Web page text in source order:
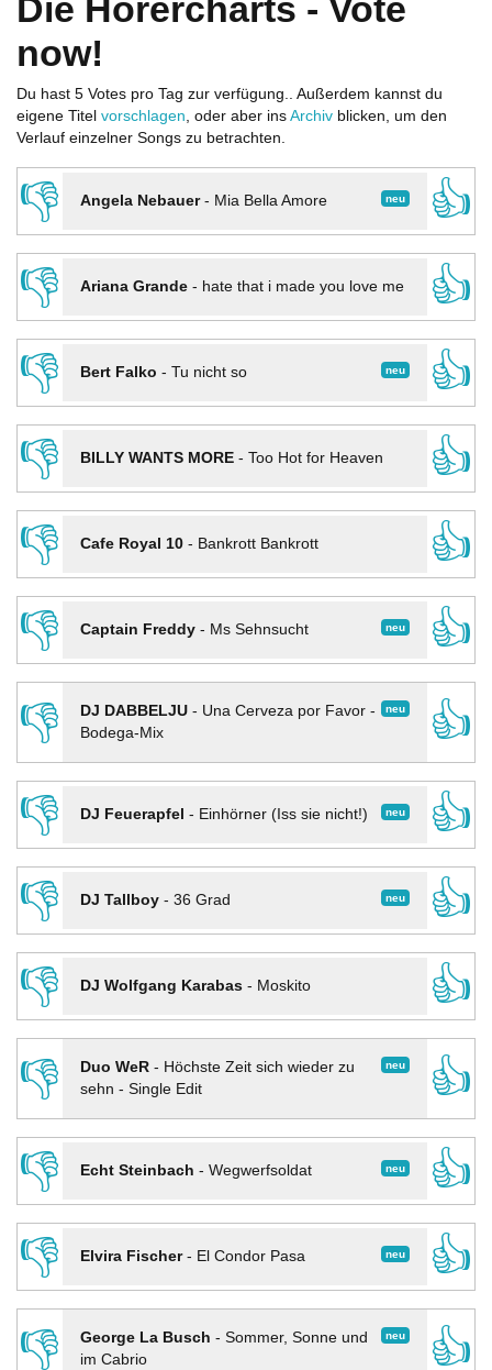
Die Hörercharts - Vote
now!
Du hast 5 Votes pro Tag zur verfügung.. Außerdem kannst du
eigene Titel vorschlagen, oder aber ins Archiv blicken, um den
Verlauf einzelner Songs zu betrachten.
👎 neu
Angela Nebauer- Mia Bella Amore
👍
👎
Ariana Grande- hate that i made you love me
👍
👎
neu
Bert Falko - Tu nicht so
👍
👎
BILLY WANTS MORE- Too Hot for Heaven
👍
👎
Cafe Royal 10- Bankrott Bankrott
👍
👎
neu
Captain Freddy- Ms Sehnsucht
👍
👎
neu
DJ DABBELJU- Una Cerveza por Favor -
Bodega-Mix
👍
👎
neu
DJ Feuerapfel - Einhörner (Iss sie nicht!)
👍
👎
neu
DJ Tallboy- 36 Grad
👍
👎
DJ Wolfgang Karabas- Moskito
👍
👎
neu
Duo WeR- Höchste Zeit sich wieder zu
sehn - Single Edit
👍
👎
neu
Echt Steinbach - Wegwerfsoldat
👍
👎
neu
Elvira Fischer- El Condor Pasa
👍
👎
neu
George La Busch - Sommer, Sonne und
im Cabrio
👍